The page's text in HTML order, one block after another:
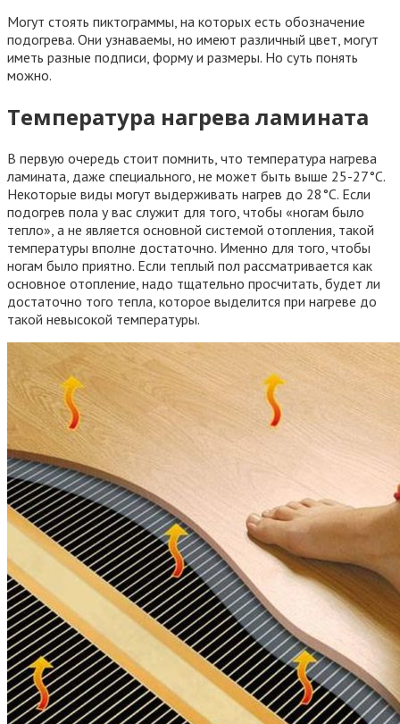
Могут стоять пиктограммы, на которых есть обозначение
подогрева. Они узнаваемы, но имеют различный цвет, могут
иметь разные подписи, форму и размеры. Но суть понять
можно.
Температура нагрева ламината
В первую очередь стоит помнить, что температура нагрева
ламината, даже специального, не может быть выше 25-27°C.
Некоторые виды могут выдерживать нагрев до 28°C. Если
подогрев пола у вас служит для того, чтобы «ногам было
тепло», а не является основной системой отопления, такой
температуры вполне достаточно. Именно для того, чтобы
ногам было приятно. Если теплый пол рассматривается как
основное отопление, надо тщательно просчитать, будет ли
достаточно того тепла, которое выделится при нагреве до
такой невысокой температуры.